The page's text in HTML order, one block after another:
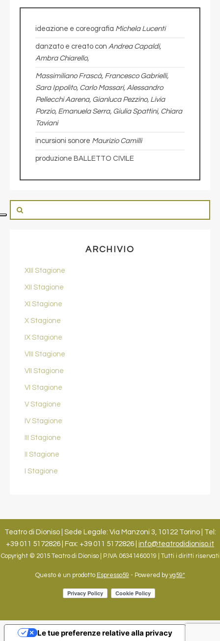
ideazione e coreografia Michela Lucenti
danzato e creato con Andrea Capaldi,
Ambra Chiarello,
Massimiliano Frascà, Francesco Gabrielli,
Sara Ippolito, Carlo Massari, Alessandro
Pellecchi Aarena, Gianluca Pezzino, Livia
Porzio, Emanuela Serra, Giulia Spattini, Chiara
Taviani
incursioni sonore Maurizio Camilli
produzione BALLETTO CIVILE
ARCHIVIO
XIII Stagione
XII Stagione
XI Stagione
X Stagione
IX Stagione
VIII Stagione
VII Stagione
VI Stagione
V Stagione
IV Stagione
III Stagione
II Stagione
I Stagione
Teatro di Dioniso | Sede Legale: Via Manzoni 3, 10122 Torino | Tel:
+39 011 5172826 | Fax: +39 011 5172826 | info@teatrodidioniso.it
Copyright © 2015 Teatro di Dioniso | P.IVA 06341460019 | Tutti i diritti riservati
Questo è un prodotto Espresso59 - Powered byvg59*
Le tue preferenze relative alla privacy